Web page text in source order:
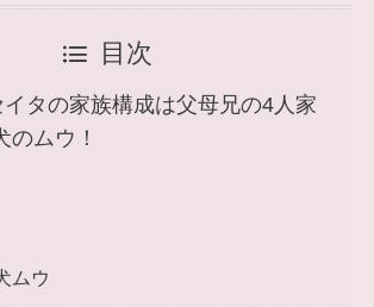
目次
タの家族構成は父母兄の4人家
のムウ！
ムウ